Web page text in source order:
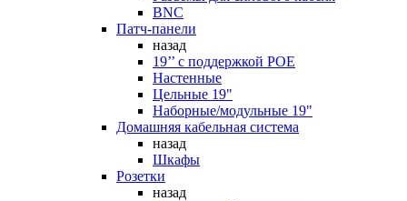
BNC
Патч-панели
назад
19’’ с поддержкой POE
Настенные
Цельные 19"
Наборные/модульные 19"
Домашняя кабельная система
назад
Шкафы
Розетки
назад